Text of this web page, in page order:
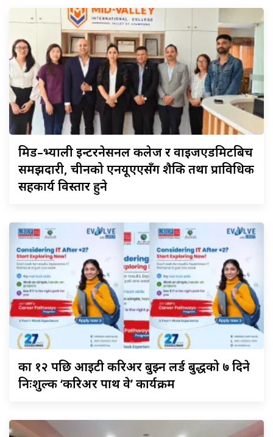
मिड–भ्यालीइन्टरनेसनल कलेज र वाइजएडमिटबिच
समझदारी, चीनको एनयूएएसँग शैक्षिक तथा प्राविधिक
सहकार्य विस्तार हुने
कक्षा १२ पछि आइटी करिअर बुझ्न लर्ड बुद्धको ७ दिने
निःशुल्क ‘करिअर पाथ वे’ कार्यक्रम